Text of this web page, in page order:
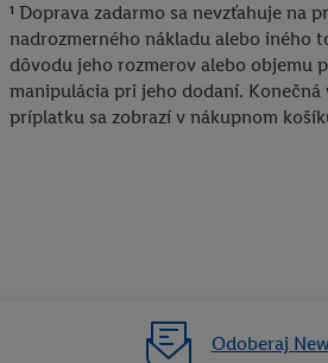
¹ Doprava zadarmo sa nevzťahuje na
nadrozmerného nákladu alebo iného
dôvodu jeho rozmerov alebo objemu
manipulácia pri jeho dodaní. Konečná
príplatku sa zobrazí v nákupnom
Odoberaj